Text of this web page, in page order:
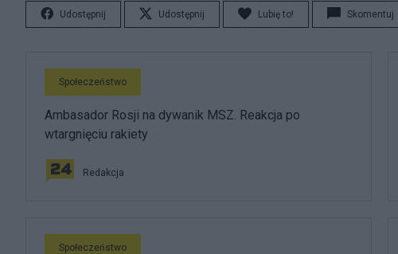
Udostępnij Udostępnij Lubię to! Skomentuj
Społeczeństwo
Ambasador Rosji na dywanik MSZ. Reakcja po
wtargnięciu rakiety
Redakcja
Społeczeństwo